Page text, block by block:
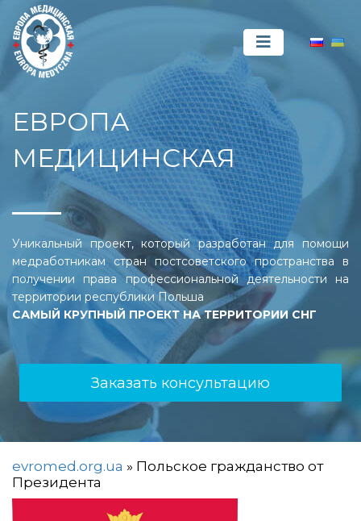
ЕВРОПА
МЕДИЦИНСКАЯ
Уникальный проект, который разработан для помощи
медработникам стран постсоветского пространства в
получении права профессиональной деятельности на
территории республики Польша
САМЫЙ КРУПНЫЙ ПРОЕКТ НА ТЕРРИТОРИИ СНГ
Заказать консультацию
evromed.org.ua » Польское гражданство от
Президента